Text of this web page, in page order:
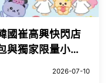
國崔高興快閃店
與獨家限量小
2026-07-10